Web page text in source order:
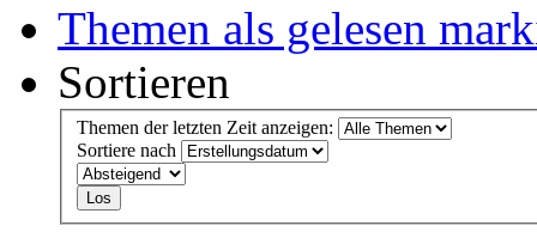
Themen als gelesen
Sortieren
Themen der letzten Zeit anzeigen:
Sortiere nach